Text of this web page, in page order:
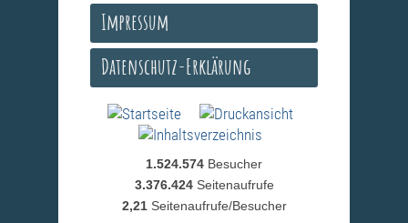
Impressum
Datenschutz-Erklärung
1.524.574 Besucher
3.376.424 Seitenaufrufe
2,21 Seitenaufrufe/Besucher